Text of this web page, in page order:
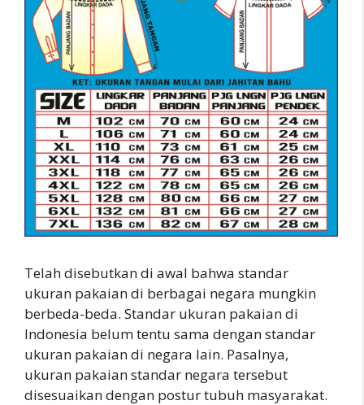
Telah disebutkan di awal bahwa standar
ukuran pakaian di berbagai negara mungkin
berbeda-beda. Standar ukuran pakaian di
Indonesia belum tentu sama dengan standar
ukuran pakaian di negara lain. Pasalnya,
ukuran pakaian standar negara tersebut
disesuaikan dengan postur tubuh masyarakat.